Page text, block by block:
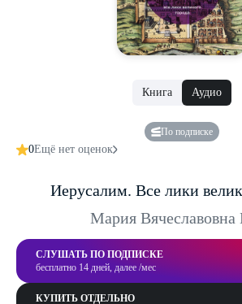
Книга Аудио
По подписке
0Ещё нет оценок
Иерусалим. Все лики
Мария Вячеславовна
СЛУШАТЬ ПО ПОДПИСКЕ
бесплатно 14 дней, далее /мес
КУПИТЬ ОТДЕЛЬНО